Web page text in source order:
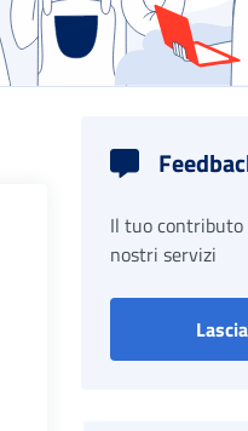
Il tuo contributo
nostri servizi